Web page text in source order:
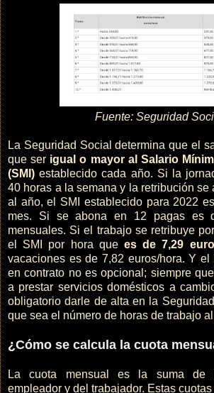
Fuente: Seguridad
La Seguridad Social determina que el
que ser igual o mayor al Salario
(SMI)establecido cada año. Si la
40 horas a la semana y la retribución se
al año, el SMI establecido para 2022
mes. Si se abona en 12 pagas es
mensuales. Si el trabajo se retribuye
el SMI por hora que es de 7,29
vacaciones es de 7,82 euros/hora. Y el
en contrato no es opcional; siempre
a prestar servicios domésticos a
obligatorio darle de alta en la
que sea el número de horas de trabajo
¿Cómo se calcula la cuota
La cuota mensual es la suma de
empleador y del trabajador. Estas